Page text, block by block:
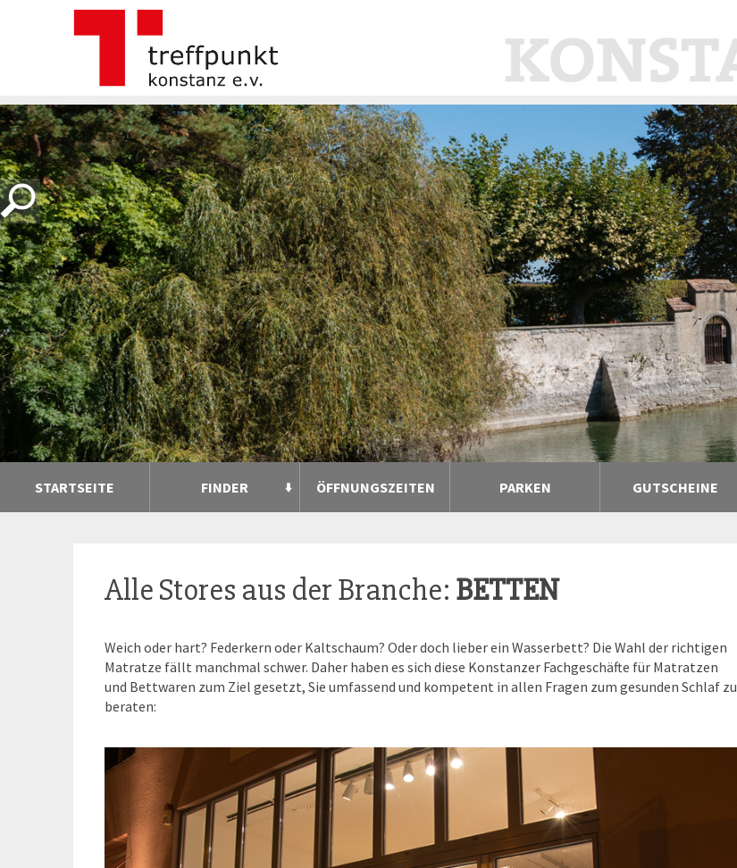
STARTSEITE FINDER ÖFFNUNGSZEITEN PARKEN GUTSCHEINE
Alle Stores aus der Branche: BETTEN
Weich oder hart? Federkern oder Kaltschaum? Oder doch lieber ein Wasserbett? Die Wahl der richtigen
Matratze fällt manchmal schwer. Daher haben es sich diese Konstanzer Fachgeschäfte für Matratzen
und Bettwaren zum Ziel gesetzt, Sie umfassend und kompetent in allen Fragen zum gesunden Schlaf zu
beraten: